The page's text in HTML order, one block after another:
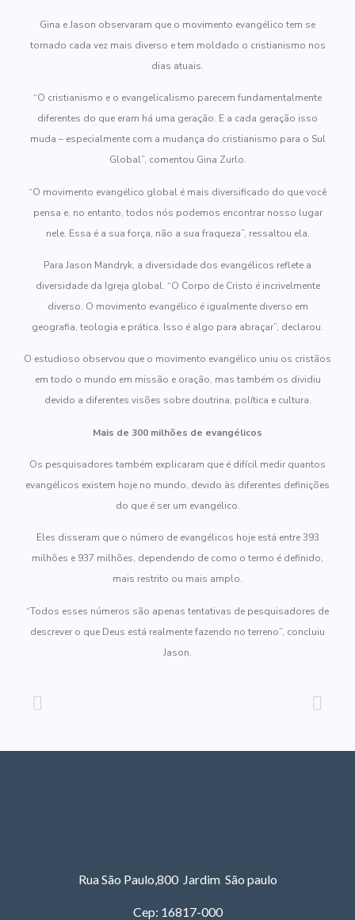
Gina e Jason observaram que o movimento evangélico tem se
tornado cada vez mais diverso e tem moldado o cristianismo nos
dias atuais.
“O cristianismo e o evangelicalismo parecem fundamentalmente
diferentes do que eram há uma geração. E a cada geração isso
muda – especialmente com a mudança do cristianismo para o Sul
Global”, comentou Gina Zurlo.
“O movimento evangélico global é mais diversificado do que você
pensa e, no entanto, todos nós podemos encontrar nosso lugar
nele. Essa é a sua força, não a sua fraqueza”, ressaltou ela.
Para Jason Mandryk, a diversidade dos evangélicos reflete a
diversidade da Igreja global. “O Corpo de Cristo é incrivelmente
diverso. O movimento evangélico é igualmente diverso em
geografia, teologia e prática. Isso é algo para abraçar”, declarou.
O estudioso observou que o movimento evangélico uniu os cristãos
em todo o mundo em missão e oração, mas também os dividiu
devido a diferentes visões sobre doutrina, política e cultura.
Mais de 300 milhões de evangélicos
Os pesquisadores também explicaram que é difícil medir quantos
evangélicos existem hoje no mundo, devido às diferentes definições
do que é ser um evangélico.
Eles disseram que o número de evangélicos hoje está entre 393
milhões e 937 milhões, dependendo de como o termo é definido,
mais restrito ou mais amplo.
“Todos esses números são apenas tentativas de pesquisadores de
descrever o que Deus está realmente fazendo no terreno”, concluiu
Jason.
Rua São Paulo,800 Jardim São paulo
Cep: 16817-000